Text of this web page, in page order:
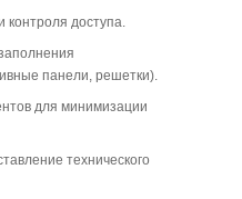
контроля доступа.
панели, решетки).
для минимизации
технического